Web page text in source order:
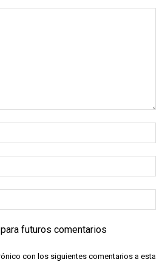
futuros comentarios
con los siguientes comentarios a esta